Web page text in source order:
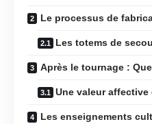
Le processus de
Les totems de
Après le tournage :
Une valeur affective
Les enseignements